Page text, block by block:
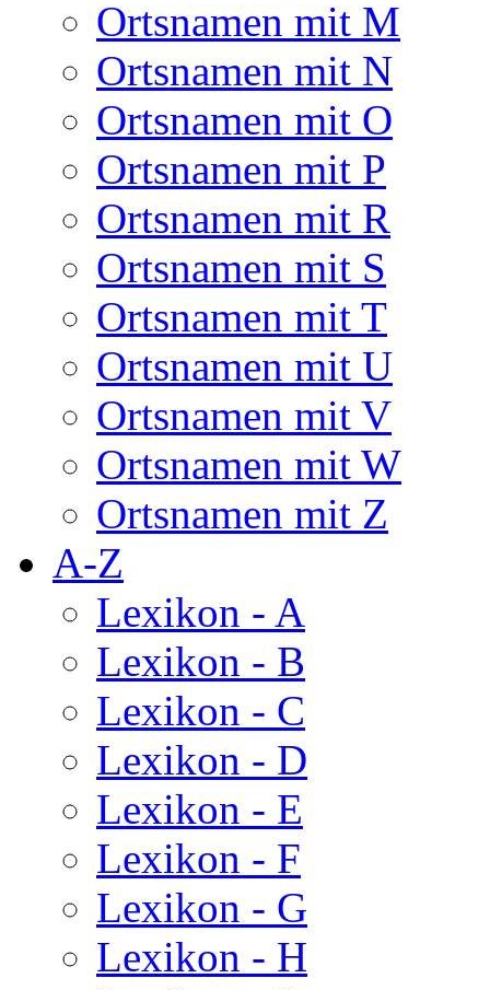
Ortsnamen mit M
Ortsnamen mit N
Ortsnamen mit O
Ortsnamen mit P
Ortsnamen mit R
Ortsnamen mit S
Ortsnamen mit T
Ortsnamen mit U
Ortsnamen mit V
Ortsnamen mit W
Ortsnamen mit Z
A-Z
Lexikon - A
Lexikon - B
Lexikon - C
Lexikon - D
Lexikon - E
Lexikon - F
Lexikon - G
Lexikon - H